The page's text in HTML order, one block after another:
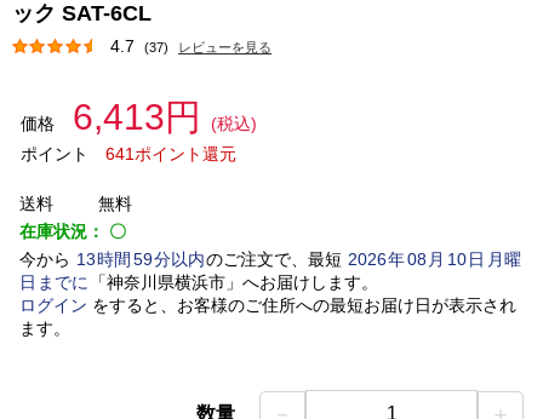
ック SAT-6CL
4.7 (37) レビューを見る
価格 6,413円
(税込)
ポイント
641ポイント還元
送料
無料
在庫状況： 〇
今から 13時間 59分以内のご注文で、最短 2026年08 月 10日月曜
日 までに 「神奈川県横浜市」 へお届けします。
ログイン をすると、お客様のご住所への最短お届け日が表示され
ます。
数量 － 1 ＋